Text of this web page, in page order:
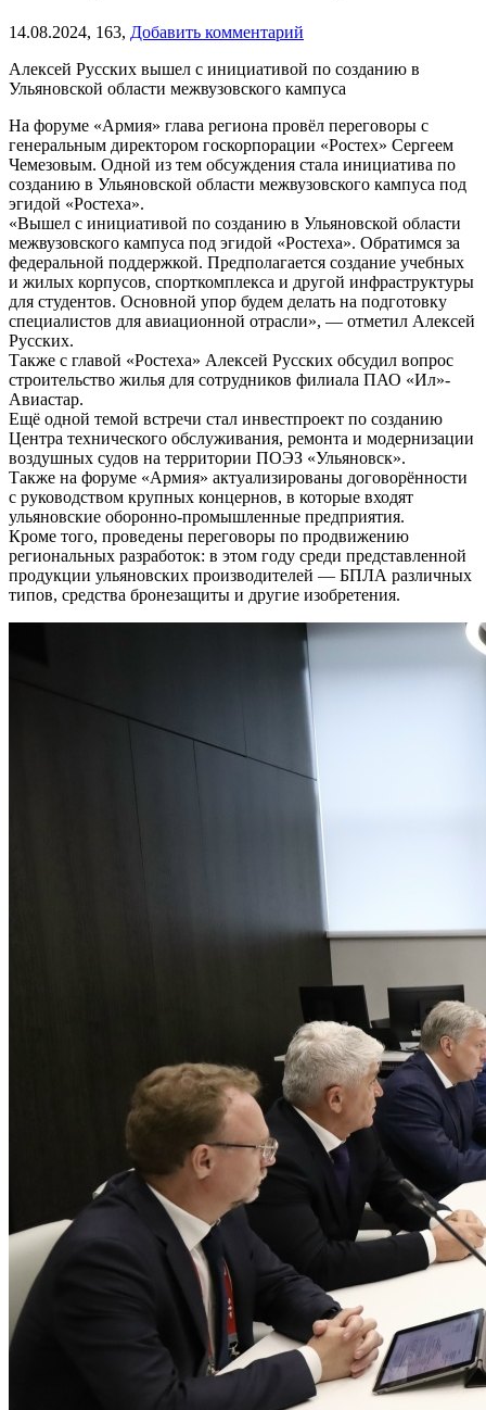
14.08.2024, 163, Добавить комментарий
Алексей Русских вышел с инициативой по созданию в
Ульяновской области межвузовского кампуса
На форуме «Армия» глава региона провёл переговоры с
генеральным директором госкорпорации «Ростех» Сергеем
Чемезовым. Одной из тем обсуждения стала инициатива по
созданию в Ульяновской области межвузовского кампуса под
эгидой «Ростеха».
«Вышел с инициативой по созданию в Ульяновской области
межвузовского кампуса под эгидой «Ростеха». Обратимся за
федеральной поддержкой. Предполагается создание учебных
и жилых корпусов, спорткомплекса и другой инфраструктуры
для студентов. Основной упор будем делать на подготовку
специалистов для авиационной отрасли», — отметил Алексей
Русских.
Также с главой «Ростеха» Алексей Русских обсудил вопрос
строительство жилья для сотрудников филиала ПАО «Ил»-
Авиастар.
Ещё одной темой встречи стал инвестпроект по созданию
Центра технического обслуживания, ремонта и модернизации
воздушных судов на территории ПОЭЗ «Ульяновск».
Также на форуме «Армия» актуализированы договорённости
с руководством крупных концернов, в которые входят
ульяновские оборонно-промышленные предприятия.
Кроме того, проведены переговоры по продвижению
региональных разработок: в этом году среди представленной
продукции ульяновских производителей — БПЛА различных
типов, средства бронезащиты и другие изобретения.